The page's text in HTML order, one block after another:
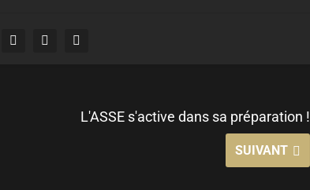
L'ASSE s'active dans sa préparation !
SUIVANT